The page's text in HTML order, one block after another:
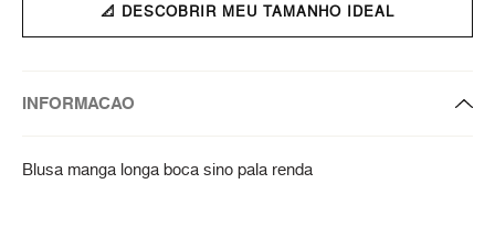
📐 DESCOBRIR MEU TAMANHO IDEAL
INFORMACAO
Blusa manga longa boca sino pala renda